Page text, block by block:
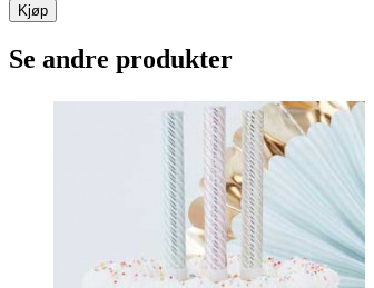
Kjøp
Se andre produkter